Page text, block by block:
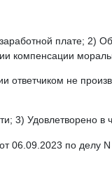
плате; 2)
компенсации
ответчиком не
3) Удовлетворено в
06.09.2023 по делу